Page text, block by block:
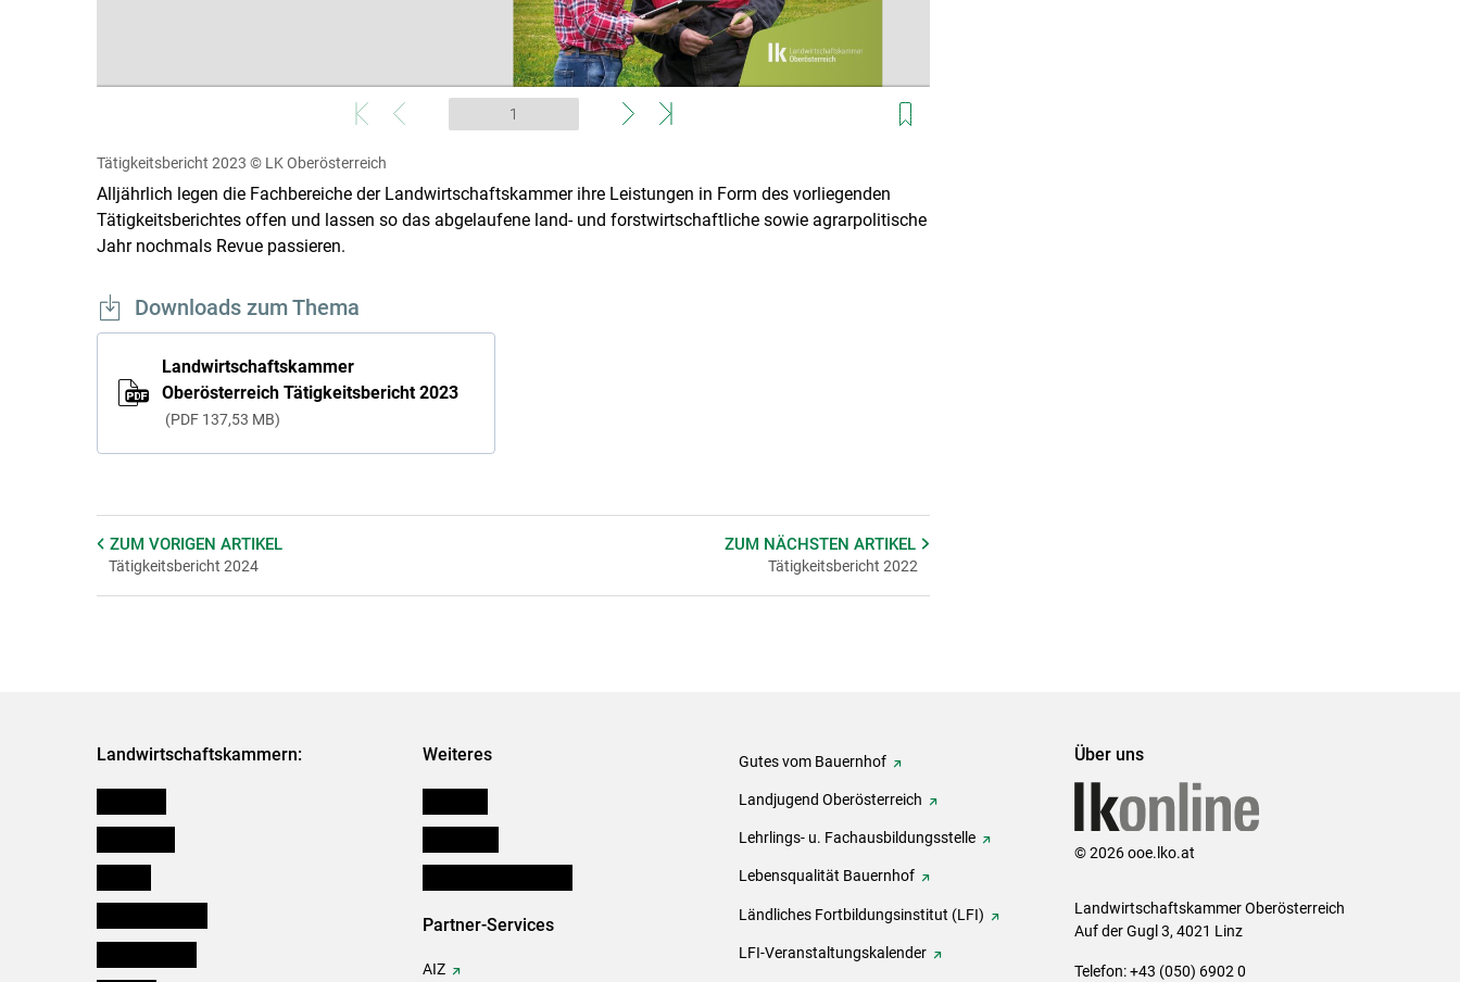
Tätigkeitsbericht 2023 © LK Oberösterreich
Alljährlich legen die Fachbereiche der Landwirtschaftskammer ihre Leistungen in Form des vorliegenden
Tätigkeitsberichtes offen und lassen so das abgelaufene land- und forstwirtschaftliche sowie agrarpolitische
Jahr nochmals Revue passieren.
Downloads zum Thema
Landwirtschaftskammer
Oberösterreich Tätigkeitsbericht 2023
PDF 137,53 MB
ZUM VORIGEN ARTIKEL
Tätigkeitsbericht 2024
ZUM NÄCHSTENARTIKEL
Tätigkeitsbericht 2022
Landwirtschaftskammern: Weiteres
Partner-Services
AIZ
Gutes vom Bauernhof
Landjugend Oberösterreich
Lehrlings- u. Fachausbildungsstelle
Lebensqualität Bauernhof
Ländliches Fortbildungsinstitut (LFI)
LFI-Veranstaltungskalender
Über uns
© 2026 ooe.lko.at
Landwirtschaftskammer Oberösterreich
Auf der Gugl 3, 4021 Linz
Telefon: +43 (050) 6902 0